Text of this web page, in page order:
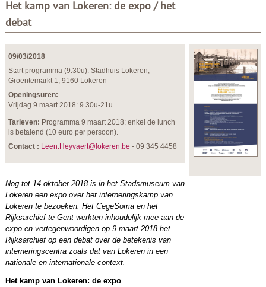
Het kamp van Lokeren: de expo / het
debat
09/03/2018
Start programma (9.30u): Stadhuis Lokeren,
Groentemarkt 1, 9160 Lokeren
Openingsuren:
Vrijdag 9 maart 2018: 9.30u-21u.
Tarieven: Programma 9 maart 2018: enkel de lunch
is betalend (10 euro per persoon).
Contact :
Leen.Heyvaert@lokeren.be - 09 345 4458
Nog tot 14 oktober 2018 is in het Stadsmuseum van
Lokeren een expo over het interneringskamp van
Lokeren te bezoeken. Het CegeSoma en het
Rijksarchief te Gent werkten inhoudelijk mee aan de
expo en vertegenwoordigen op 9 maart 2018 het
Rijksarchief op een debat over de betekenis van
interneringscentra zoals dat van Lokeren in een
nationale en internationale context.
Het kamp van Lokeren: de expo